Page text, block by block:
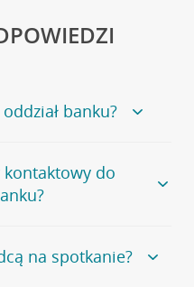
banku?
zapraszamy na
której znajduje się
do
ogólnego numeru
na spotkanie?